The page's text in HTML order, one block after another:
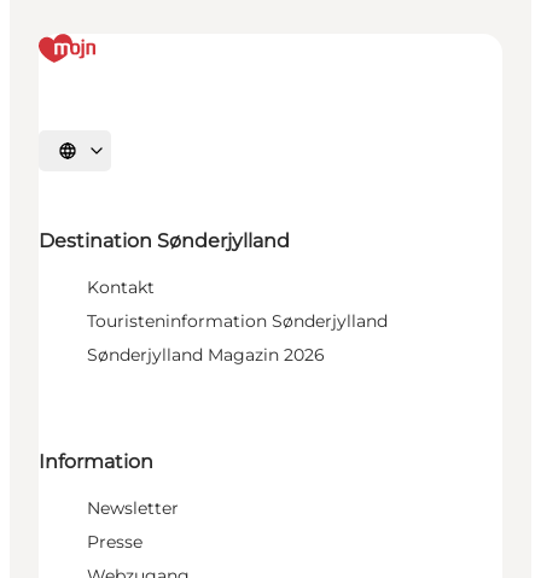
Sprache auswählen
Destination Sønderjylland
Kontakt
Touristeninformation Sønderjylland
Sønderjylland Magazin 2026
Information
Newsletter
Presse